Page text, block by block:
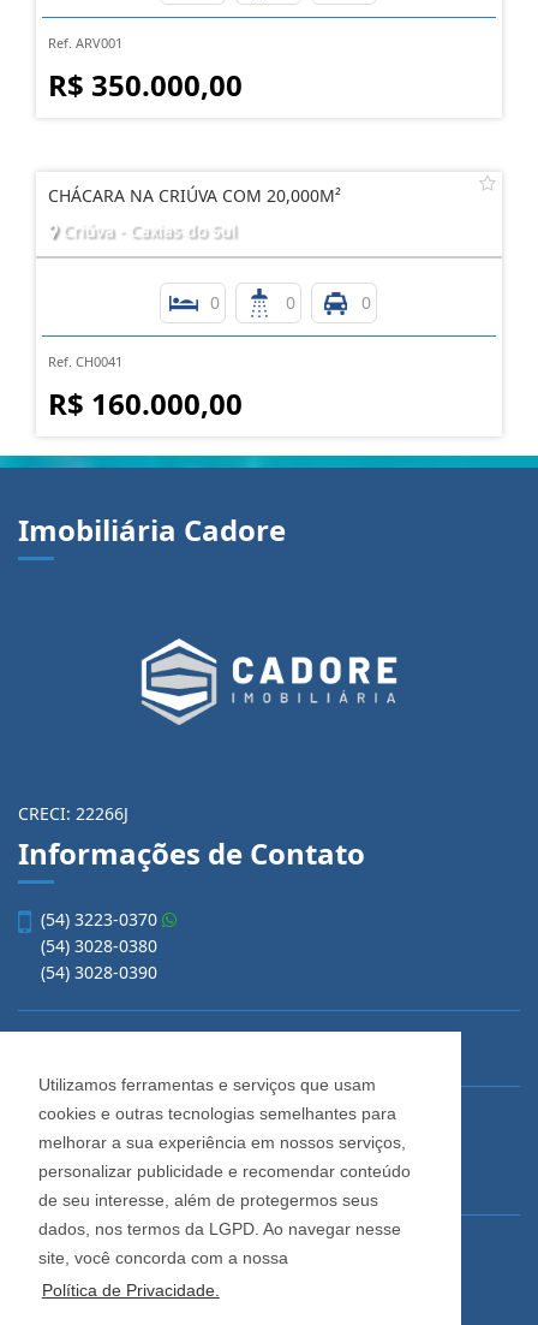
Utilizamos ferramentas e serviços que usam
cookies e outras tecnologias semelhantes para
melhorar a sua experiência em nossos serviços,
personalizar publicidade e recomendar conteúdo
de seu interesse, além de protegermos seus
dados, nos termos da LGPD. Ao navegar nesse
site, você concorda com a nossa
Política de Privacidade.
Ref. ARV001
R$ 350.000,00
CHÁCARA NA CRIÚVA COM 20,000M²
Criúva - Caxias do Sul
0 0 0
Ref. CH0041
R$ 160.000,00
Imobiliária Cadore
CRECI: 22266J
Informações de Contato
(54) 3223-0370
(54) 3028-0380
(54) 3028-0390
Imobiliária Cadore
Rua Os Dezoito do Forte, 1622, Centro
Caxias do Sul - Rio Grande do Sul
Horário de Atendimento
De segunda a sexta-feira
Das 08:30 às 12:00 e das 13:30 às 18:00